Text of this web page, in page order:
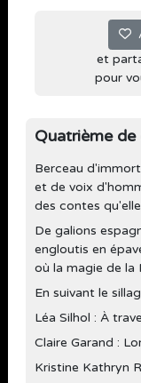
et
pour
Quatrième
Berceau
et de voix
des contes
De galions
engloutis en
où la magie de la
En suivant le
Léa Silhol : À
Claire Garand :
Kristine Kathryn